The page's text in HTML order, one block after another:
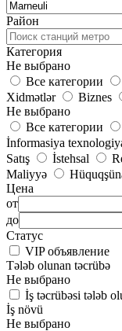
Район
Категория
Не выбрано
Все категории
Xidmətlər
Biznes
Не выбрано
Все категории
İnformasiya
Satış
İstehsal
Maliyyə
Цена
от
до
Статус
VIP объявление
Tələb olunan təcrübə
Не выбрано
İş təcrübəsi tələb
İş növü
Не выбрано